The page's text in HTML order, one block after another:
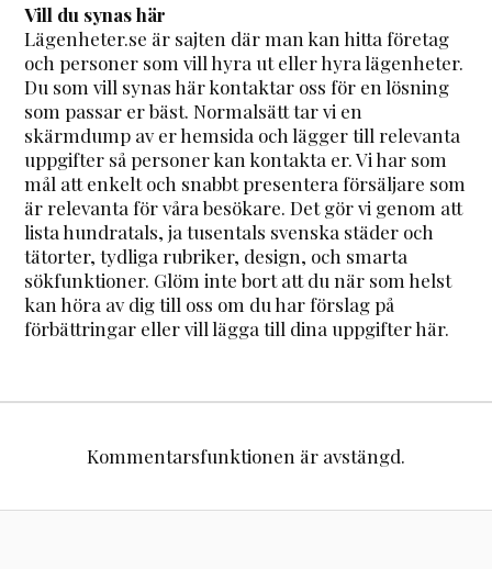
Vill du synas här
Lägenheter.se är sajten där man kan hitta företag
och personer som vill hyra ut eller hyra lägenheter.
Du som vill synas här kontaktar oss för en lösning
som passar er bäst. Normalsätt tar vi en
skärmdump av er hemsida och lägger till relevanta
uppgifter så personer kan kontakta er. Vi har som
mål att enkelt och snabbt presentera försäljare som
är relevanta för våra besökare. Det gör vi genom att
lista hundratals, ja tusentals svenska städer och
tätorter, tydliga rubriker, design, och smarta
sökfunktioner. Glöm inte bort att du när som helst
kan höra av dig till oss om du har förslag på
förbättringar eller vill lägga till dina uppgifter här.
Kommentarsfunktionen är avstängd.